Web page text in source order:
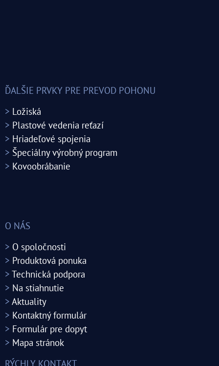
ĎALŠIE PRVKY PRE PREVOD POHONU
> Ložiská
> Plastové vedenia reťazí
> Hriadeľové spojenia
> Špeciálny výrobný program
> Kovoobrábanie
O NÁS
> O spoločnosti
> Produktová ponuka
> Technická podpora
> Na stiahnutie
> Aktuality
> Kontaktný formulár
> Formulár pre dopyt
> Mapa stránok
RÝCHLY KONTAKT